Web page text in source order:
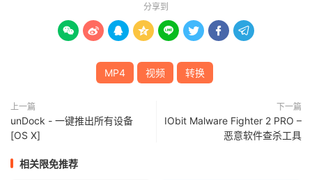
分享到
       
MP4 视频 转换
上一篇
unDock - 一键推出所有设备
[OS X]
下一篇
IObit Malware Fighter 2 PRO –
恶意软件查杀工具
相关限免推荐